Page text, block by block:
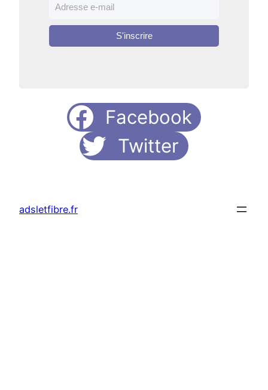
S'inscrire
Facebook
Twitter
adsletfibre.fr